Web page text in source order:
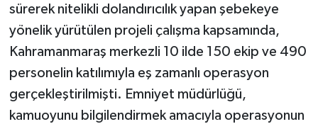
sürerek nitelikli dolandırıcılık yapan şebekeye
yönelik yürütülen projeli çalışma kapsamında,
Kahramanmaraş merkezli 10 ilde 150 ekip ve 490
personelin katılımıyla eş zamanlı operasyon
gerçekleştirilmişti. Emniyet müdürlüğü,
kamuoyunu bilgilendirmek amacıyla operasyonun